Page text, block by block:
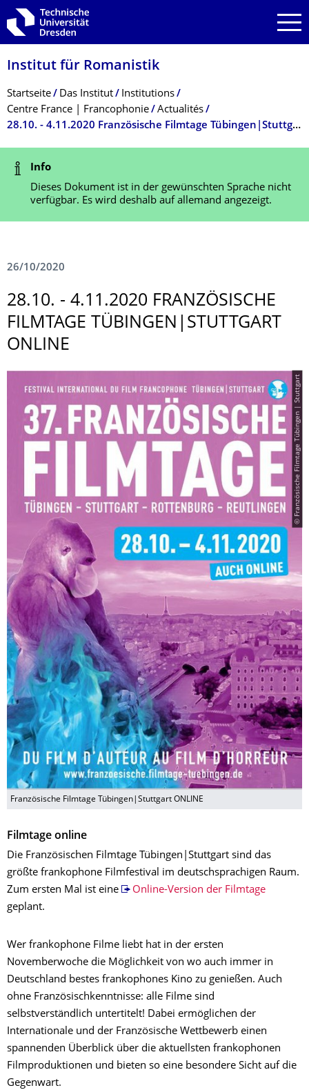
Zur Hauptnavigation springen
Zur Suche springen
Zum Inhalt springen
Institut für Romanistik
Breadcrumb-Menü
Startseite Das Institut
Institutions
Centre France | Francophonie
Actualités
28.10. - 4.11.2020 Französische Filmtage Tübingen|Stuttgart ONLINE
Statusmeldung
Info
Dieses Dokument ist in der gewünschten Sprache nicht
verfügbar. Es wird deshalb auf allemand angezeigt.
26/10/2020
28.10. - 4.11.2020 FRANZÖSISCHE
FILMTAGE TÜBINGEN|STUTTGART
ONLINE
© Französische Filmtage Tübingen | Stuttgart
Französische Filmtage Tübingen|Stuttgart ONLINE
Filmtage online
Die Französischen Filmtage Tübingen|Stuttgart sind das
größte frankophone Filmfestival im deutschsprachigen Raum.
Zum ersten Mal ist eine
Online-Version der Filmtage
geplant.
Wer frankophone Filme liebt hat in der ersten
Novemberwoche die Möglichkeit von wo auch immer in
Deutschland bestes frankophones Kino zu genießen. Auch
ohne Französischkenntnisse: alle Filme sind
selbstverständlich untertitelt! Dabei ermöglichen der
Internationale und der Französische Wettbewerb einen
spannenden Überblick über die aktuellsten frankophonen
Filmproduktionen und bieten so eine besondere Sicht auf die
Gegenwart.